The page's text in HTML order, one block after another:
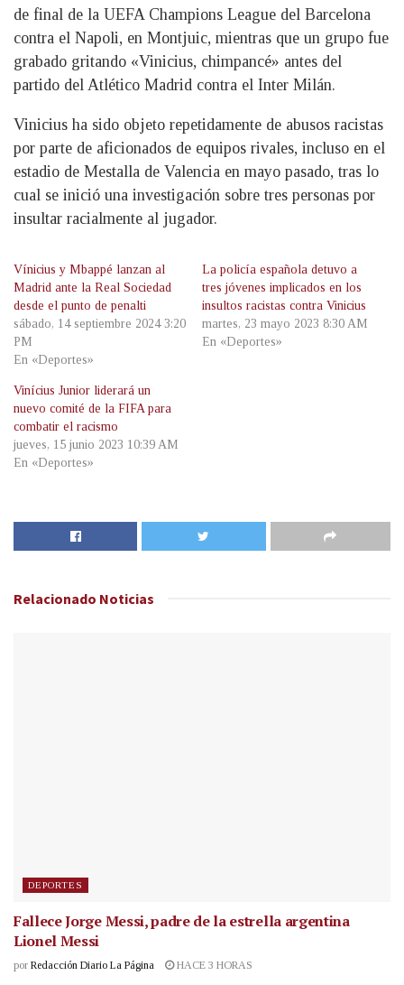
de final de la UEFA Champions League del Barcelona
contra el Napoli, en Montjuic, mientras que un grupo fue
grabado gritando «Vinicius, chimpancé» antes del
partido del Atlético Madrid contra el Inter Milán.
Vinicius ha sido objeto repetidamente de abusos racistas
por parte de aficionados de equipos rivales, incluso en el
estadio de Mestalla de Valencia en mayo pasado, tras lo
cual se inició una investigación sobre tres personas por
insultar racialmente al jugador.
Vínicius y Mbappé lanzan al
Madrid ante la Real Sociedad
desde el punto de penalti
sábado, 14 septiembre 2024 3:20
PM
En «Deportes»
La policía española detuvo a
tres jóvenes implicados en los
insultos racistas contra Vinicius
martes, 23 mayo 2023 8:30 AM
En «Deportes»
Vinícius Junior liderará un
nuevo comité de la FIFA para
combatir el racismo
jueves, 15 junio 2023 10:39 AM
En «Deportes»
Relacionado Noticias
DEPORTES
Fallece Jorge Messi, padre de la estrella argentina
Lionel Messi
por Redacción Diario La Página HACE 3 HORAS